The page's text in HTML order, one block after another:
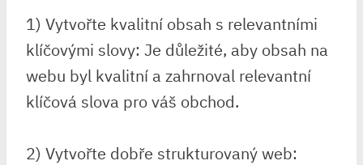
1) Vytvořte kvalitní obsah s relevantními
klíčovými slovy: Je důležité, aby obsah na
webu byl kvalitní a zahrnoval relevantní
klíčová slova pro váš obchod.
2) Vytvořte dobře strukturovaný web: